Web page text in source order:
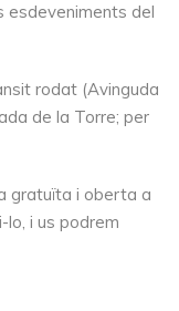
esdeveniments del
rodat (Avinguda
de la Torre; per
gratuïta i oberta a
lo, i us podrem